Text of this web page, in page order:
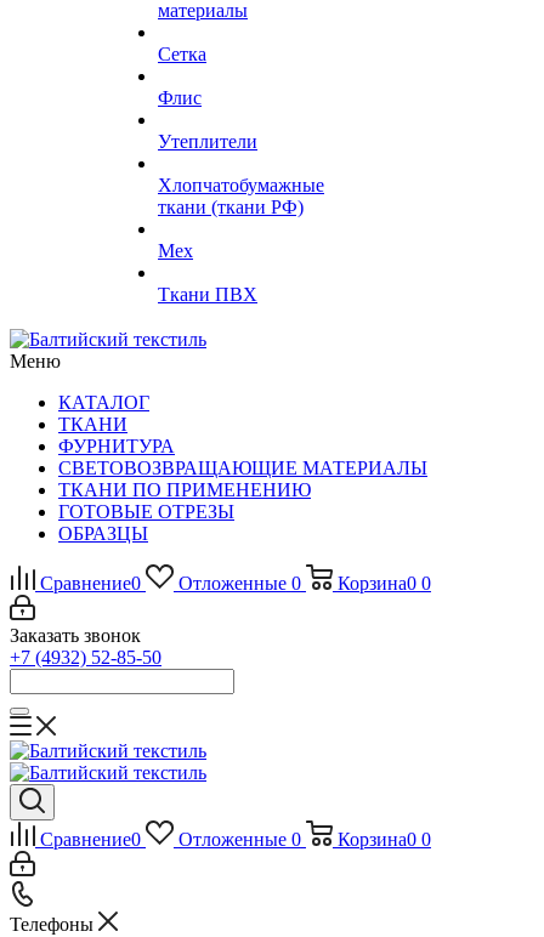
материалы
Сетка
Флис
Утеплители
Хлопчатобумажные
ткани (ткани РФ)
Мех
Ткани ПВХ
Меню
КАТАЛОГ
ТКАНИ
ФУРНИТУРА
СВЕТОВОЗВРАЩАЮЩИЕ МАТЕРИАЛЫ
ТКАНИ ПО ПРИМЕНЕНИЮ
ГОТОВЫЕ ОТРЕЗЫ
ОБРАЗЦЫ
Сравнение0 Отложенные 0 Корзина0 0
Заказать звонок
+7 (4932) 52-85-50
Сравнение0 Отложенные 0 Корзина0 0
Телефоны